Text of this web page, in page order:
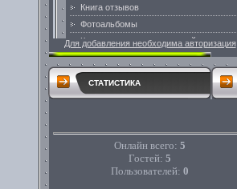
Для добавления необходима авторизация
СТАТИСТИКА
Онлайн всего: 5
Гостей: 5
Пользователей: 0